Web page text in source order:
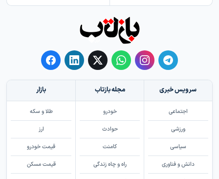
سرویس خبری
اجتماعی
ورزشی
سیاسی
دانش و فناوری
مجله بازتاب
خودرو
حوادث
کامنت
راه و چاه زندگی
بازار
طلا و سکه
ارز
قیمت خودرو
قیمت مسکن